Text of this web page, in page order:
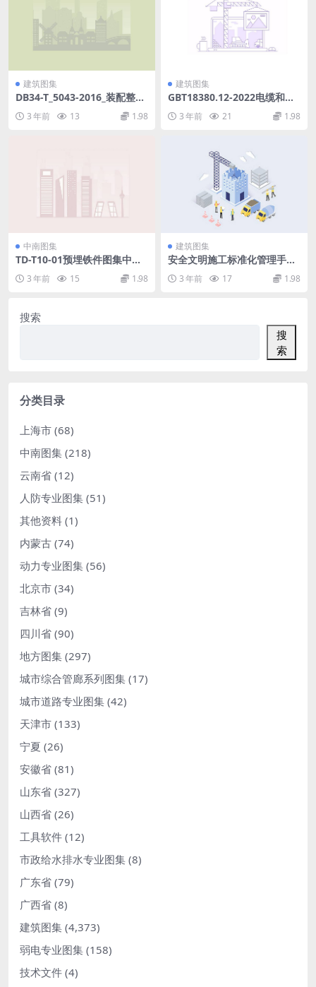
建筑图集
DB34-T_5043-2016_装配整体
收规程.pdf
3 年前 13 1.98
建筑图集
GBT18380.12-2022电缆和光
12部分：单根绝缘电线电缆火
f1ca81b37f.pdf
3 年前 21 1.98
中南图集
TD-T10-01预埋铁件图集中南
3 年前 15 1.98
建筑图集
安全文明施工标准化管理手册.
3 年前 17 1.98
搜索
搜
索
分类目录
上海市 (68)
中南图集 (218)
云南省 (12)
人防专业图集 (51)
其他资料 (1)
内蒙古 (74)
动力专业图集 (56)
北京市 (34)
吉林省 (9)
四川省 (90)
地方图集 (297)
城市综合管廊系列图集 (17)
城市道路专业图集 (42)
天津市 (133)
宁夏 (26)
安徽省 (81)
山东省 (327)
山西省 (26)
工具软件 (12)
市政给水排水专业图集 (8)
广东省 (79)
广西省 (8)
建筑图集 (4,373)
弱电专业图集 (158)
技术文件 (4)